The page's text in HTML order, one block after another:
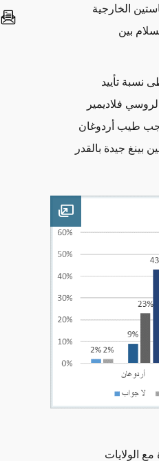
الخارجية
بين
نسمة، لا تتخطى نسبة تأييد
الروسي فلاديمير
طيب أردوغان
بينغ جيدة بالقدر
الولايات